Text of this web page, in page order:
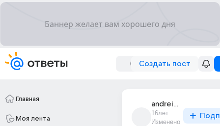
Создать пост
Главная
Моя лента
andrei_danilov_56
16лет
Изменено